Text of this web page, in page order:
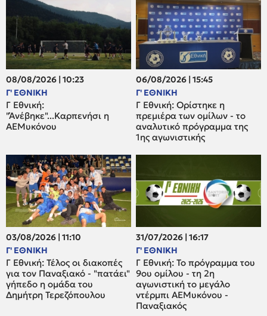
08/08/2026 | 10:23
Γ' ΕΘΝΙΚΗ
Γ Εθνική:
"Άνέβηκε"...Καρπενήσι η
ΑΕΜυκόνου
06/08/2026 | 15:45
Γ' ΕΘΝΙΚΗ
Γ Εθνική: Ορίστηκε η
πρεμιέρα των ομίλων - το
αναλυτικό πρόγραμμα της
1ης αγωνιστικής
03/08/2026 | 11:10
Γ' ΕΘΝΙΚΗ
Γ Εθνική: Τέλος οι διακοπές
για τον Παναξιακό - "πατάει"
γήπεδο η ομάδα του
Δημήτρη Τερεζόπουλου
31/07/2026 | 16:17
Γ' ΕΘΝΙΚΗ
Γ Εθνική: Το πρόγραμμα του
9ου ομίλου - τη 2η
αγωνιστική το μεγάλο
ντέρμπι ΑΕΜυκόνου -
Παναξιακός